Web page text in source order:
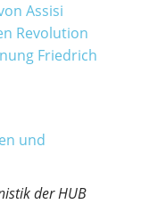
Assisi
Revolution
Friedrich
und
der HUB